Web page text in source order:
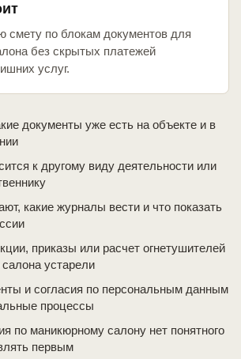
смету по блокам документов для
без скрытых платежей
услуг.
документы уже есть на объекте и в
к другому виду деятельности или
какие журналы вести и что показать
приказы или расчет огнетушителей
устарели
и согласия по персональным данным
процессы
по маникюрному салону нет понятного
первым